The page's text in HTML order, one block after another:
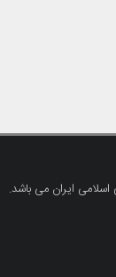
ایران می باشد.